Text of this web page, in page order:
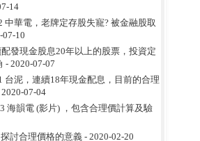
14
中華電，老牌定存股失寵? 被金融股取
07-10
發現金股息20年以上的股票，投資定
- 2020-07-07
台泥，連續18年現金配息，目前的合理
07-04
海韻電 (影片) ，包含合理價計算及驗
討合理價格的意義- 2020-02-20